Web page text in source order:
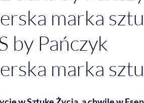
marka
by Pańczyk
marka